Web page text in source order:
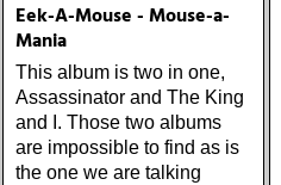
Eek-A-Mouse - Mouse-a-
Mania
This album is two in one,
Assassinator and The King
and I. Those two albums
are impossible to find as is
the one we are talking